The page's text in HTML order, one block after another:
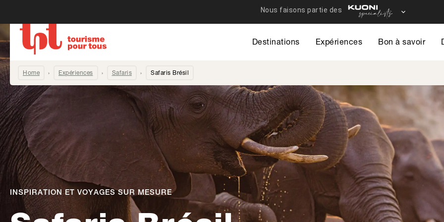
Destinations Expériences Bon à savoir
Home Expériences Safaris Safaris Brésil
INSPIRATION ET VOYAGES SUR MESURE